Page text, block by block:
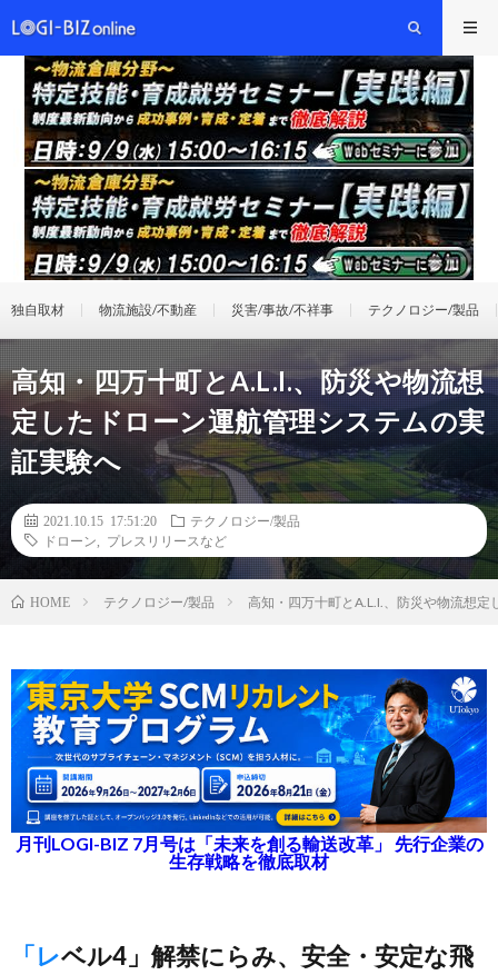
独自取材 物流施設/不動産 災害/事故/不祥事 テクノロジー/製品
高知・四万十町とA.L.I.、防災や物流想
定したドローン運航管理システムの実
証実験へ
2021.10.15 17:51:20
テクノロジー/製品
ドローン
プレスリリースなど
HOME テクノロジー/製品 高知・四万十町とA.L.I.、防災や物流想
月刊LOGI-BIZ 7月号は「未来を創る輸送改革」 先行企業の
生存戦略を徹底取材
「レベル4」解禁にらみ、安全・安定な飛